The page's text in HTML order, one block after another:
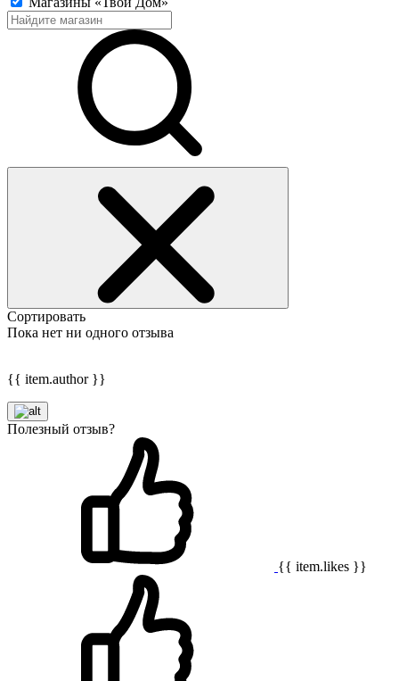
Сортировать
Пока нет ни одного отзыва
{{ item.author }}
Полезный отзыв?
{{ item.likes }}